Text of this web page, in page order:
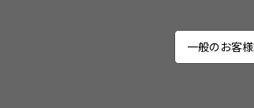
一般のお客様